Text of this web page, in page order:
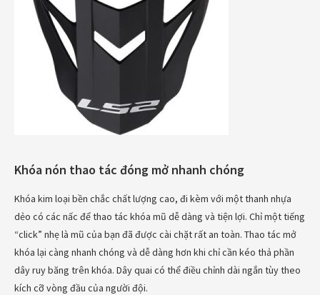
Khóa nón thao tác đóng mở nhanh chóng
Khóa kim loại bền chắc chất lượng cao, đi kèm với một thanh nhựa
dẻo có các nấc để thao tác khóa mũ dễ dàng và tiện lợi. Chỉ một tiếng
“click” nhẹ là mũ của bạn đã được cài chặt rất an toàn. Thao tác mở
khóa lại càng nhanh chóng và dễ dàng hơn khi chỉ cần kéo thả phần
dây ruy băng trên khóa. Dây quai có thể điều chỉnh dài ngắn tùy theo
kích cỡ vòng đầu của người đội.